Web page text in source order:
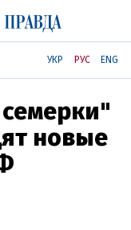
УКР РУС ENG
новые